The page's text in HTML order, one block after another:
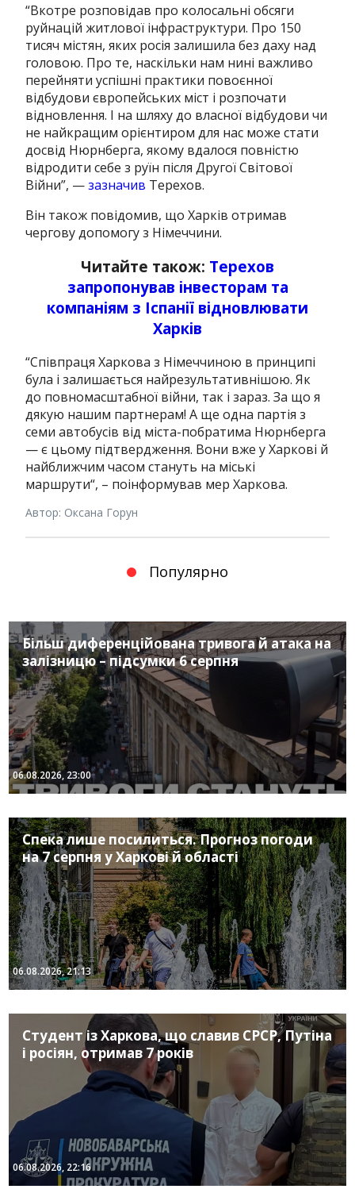
“Вкотре розповідав про колосальні обсяги
руйнацій житлової інфраструктури. Про 150
тисяч містян, яких росія залишила без даху над
головою. Про те, наскільки нам нині важливо
перейняти успішні практики повоєнної
відбудови європейських міст і розпочати
відновлення. І на шляху до власної відбудови чи
не найкращим орієнтиром для нас може стати
досвід Нюрнберга, якому вдалося повністю
відродити себе з руїн після Другої Світової
Війни”, —зазначив Терехов.
Він також повідомив, що Харків отримав
чергову допомогу з Німеччини.
Читайте також: Терехов
запропонував інвесторам та
компаніям з Іспанії відновлювати
Харків
“Співпраця Харкова з Німеччиною в принципі
була і залишається найрезультативнішою. Як
до повномасштабної війни, так і зараз. За що я
дякую нашим партнерам! А ще одна партія з
семи автобусів від міста-побратима Нюрнберга
— є цьому підтвердження. Вони вже у Харкові й
найближчим часом стануть на міські
маршрути“, – поінформував мер Харкова.
Автор: Оксана Горун
Популярно
Більш диференційована тривога й атака на
залізницю – підсумки 6 серпня
06.08.2026, 23:00
Спека лише посилиться. Прогноз погоди
на 7 серпня у Харкові й області
06.08.2026, 21:13
Студент із Харкова, що славив СРСР, Путіна
і росіян, отримав 7 років
06.08.2026, 22:16